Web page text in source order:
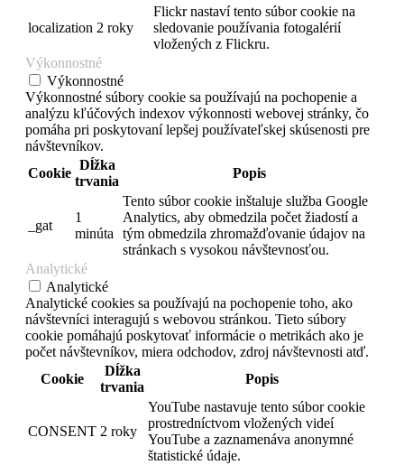
localization 2 roky
Flickr nastaví tento súbor cookie na
sledovanie používania fotogalérií
vložených z Flickru.
Výkonnostné
Výkonnostné
Výkonnostné súbory cookie sa používajú na pochopenie a
analýzu kľúčových indexov výkonnosti webovej stránky, čo
pomáha pri poskytovaní lepšej používateľskej skúsenosti pre
návštevníkov.
Cookie
Dĺžka
trvania
Popis
_gat
1
minúta
Tento súbor cookie inštaluje služba Google
Analytics, aby obmedzila počet žiadostí a
tým obmedzila zhromažďovanie údajov na
stránkach s vysokou návštevnosťou.
Analytické
Analytické
Analytické cookies sa používajú na pochopenie toho, ako
návštevníci interagujú s webovou stránkou. Tieto súbory
cookie pomáhajú poskytovať informácie o metrikách ako je
počet návštevníkov, miera odchodov, zdroj návštevnosti atď.
Cookie
Dĺžka
trvania
Popis
CONSENT 2 roky
YouTube nastavuje tento súbor cookie
prostredníctvom vložených videí
YouTube a zaznamenáva anonymné
štatistické údaje.